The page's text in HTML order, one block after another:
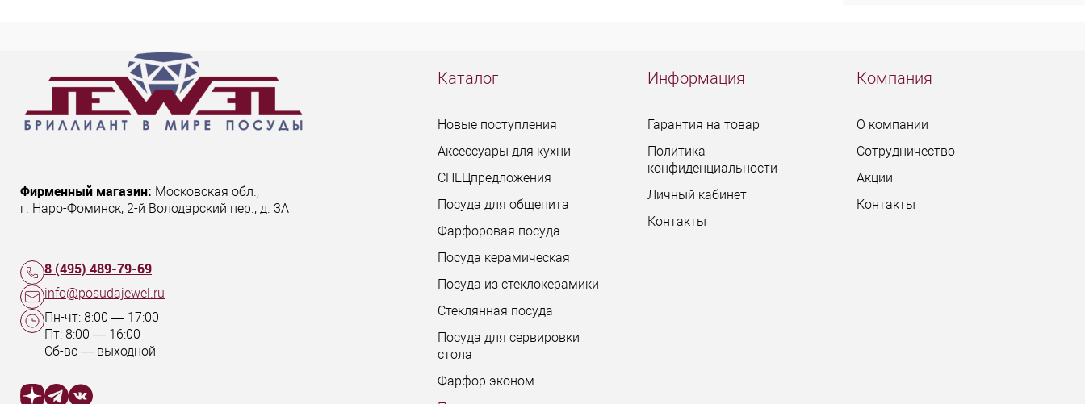
Фирменный магазин: Московская обл.,
г. Наро-Фоминск, 2-й Володарский пер., д. 3А
8 (495) 489-79-69
info@posudajewel.ru
Пн-чт: 8:00 — 17:00
Пт: 8:00 — 16:00
Сб-вс — выходной
Каталог
Новые поступления
Аксессуары для кухни
СПЕЦпредложения
Посуда для общепита
Фарфоровая посуда
Посуда керамическая
Посуда из стеклокерамики
Стеклянная посуда
Посуда для сервировки
стола
Фарфор эконом
Информация
Гарантия на товар
Политика
конфиденциальности
Личный кабинет
Контакты
Компания
О компании
Сотрудничество
Акции
Контакты